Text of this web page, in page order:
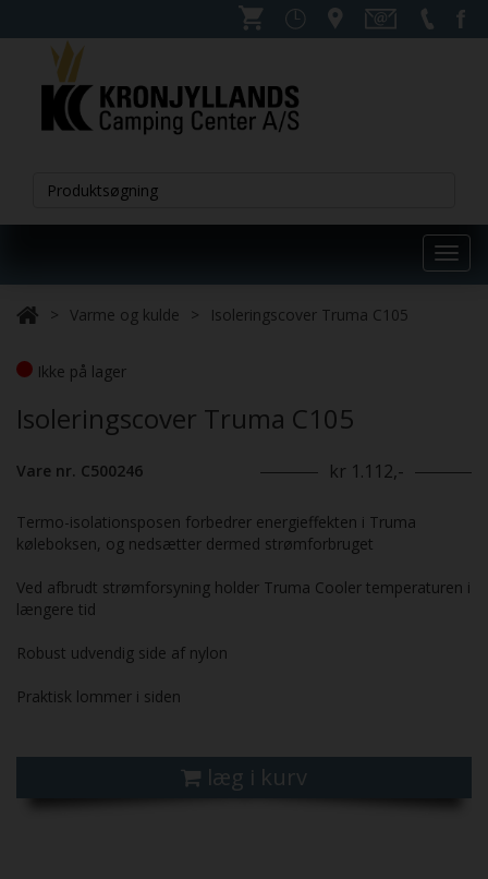
Varme og kulde Isoleringscover Truma C105
Ikke på lager
Isoleringscover Truma C105
Vare nr. C500246 kr 1.112,-
Termo-isolationsposen forbedrer energieffekten i Truma
køleboksen, og nedsætter dermed strømforbruget
Ved afbrudt strømforsyning holder Truma Cooler temperaturen i
længere tid
Robust udvendig side af nylon
Praktisk lommer i siden
læg i kurv